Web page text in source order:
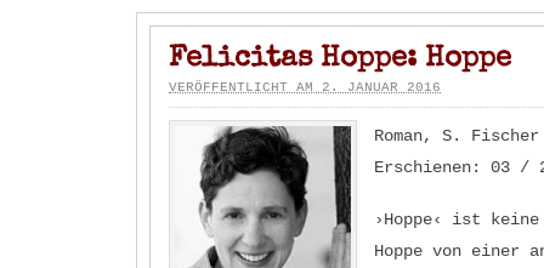
Felicitas Hoppe: Hoppe
VERÖFFENTLICHT AM 2. JANUAR 2016
Roman, S.
Erschienen: 03 /
›Hoppe‹ ist
Hoppe von einer